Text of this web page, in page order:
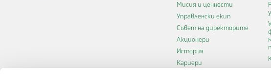
Мисия и ценности
Управленски екип
Съвет на директорите
Акционери
История
Кариери